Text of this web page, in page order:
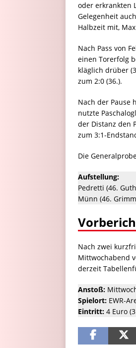
oder erkrankten
Gelegenheit
Halbzeit mit,
Nach Pass von
einen Torerfolg
kläglich drüber
zum 2:0 (36.).
Nach der Pause
nutzte
der Distanz den
zum 3:1-
Die
Aufstellung:
Pedretti (46.
Münn (46.
Nach zwei
Mittwochabend
derzeit
Anstoß:
Spielort: EWR-
Eintritt: 4 Euro